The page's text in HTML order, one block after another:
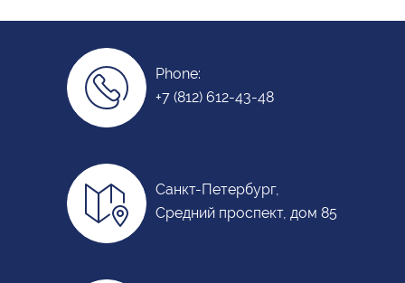
Phone:
+7 (812) 612-43-48
Санкт-Петербург,
Средний проспект, дом 85